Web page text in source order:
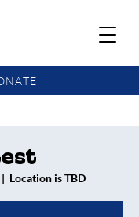
Location is TBD